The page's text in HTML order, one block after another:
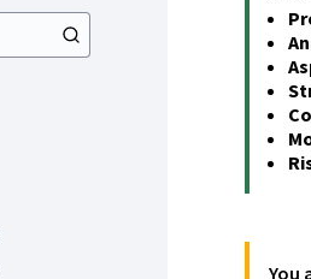
You